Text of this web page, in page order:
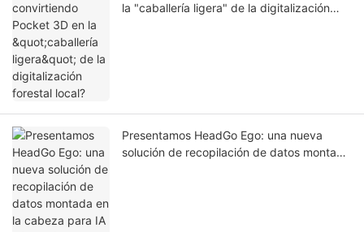
la "caballería ligera" de la digitalización
Presentamos HeadGo Ego: una nueva
solución de recopilación de datos montada